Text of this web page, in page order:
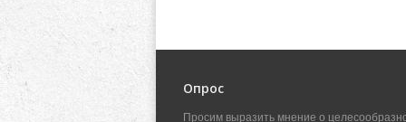
Опрос
Просим выразить мнение о